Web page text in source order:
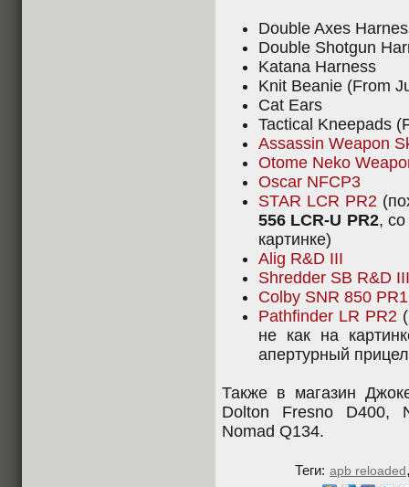
Double Axes
Double Shotgun
Katana Harness
Knit Beanie (From
Cat Ears
Tactical Kneepads
Assassin Weapon
Otome Neko
Oscar NFCP3
STAR LCR PR2
556 LCR-U PR2, со
картинке)
Alig R&D III
Shredder SB R&D III
Colby SNR 850 PR1
Pathfinder LR PR2
не как на
апертурный
Также в магазин
Dolton Fresno D400,
Nomad Q134.
Теги: apb reloaded